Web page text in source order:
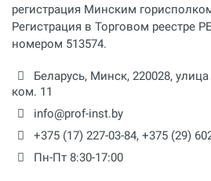
регистрация Минским
Регистрация в Торговом реестре
номером 513574.
Беларусь, Минск, 220028,
ком. 11
info@prof-inst.by
+375 (17) 227-03-84, +375 (29)
Пн-Пт 8:30-17:00